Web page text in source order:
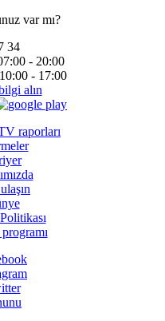
var mı?
34
- 20:00
10:00 - 17:00
alın
raporları